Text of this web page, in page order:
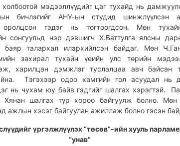
холбоотой мэдээллүүдийг цаг тухайд нь
ын бичлэгийг АНУ-ын студид шинжлүүлсэн
гэдэг нь тогтоогдсон. Мөн
сонгуульд нэр дэвшигч Х.Баттулга ялсны
талархал илэрхийлсэн байдаг. Мөн
захирал тухайн үеийн улс төрийн
харилцан дэмжлэг туслалцаа авч байсан
Тэгэхээр одоо хамгийн гол асуудал нь
нь чухам юу байв гэдгийг шалгах хэрэгтэй.
Хянан шалгах түр хороо байгуулж болно. Мөн
ажлын хэсэг байгуулан ажиллаж болно гэсэн
үргэлжлүүлэх “төсөв”-ийн хууль
“унав”